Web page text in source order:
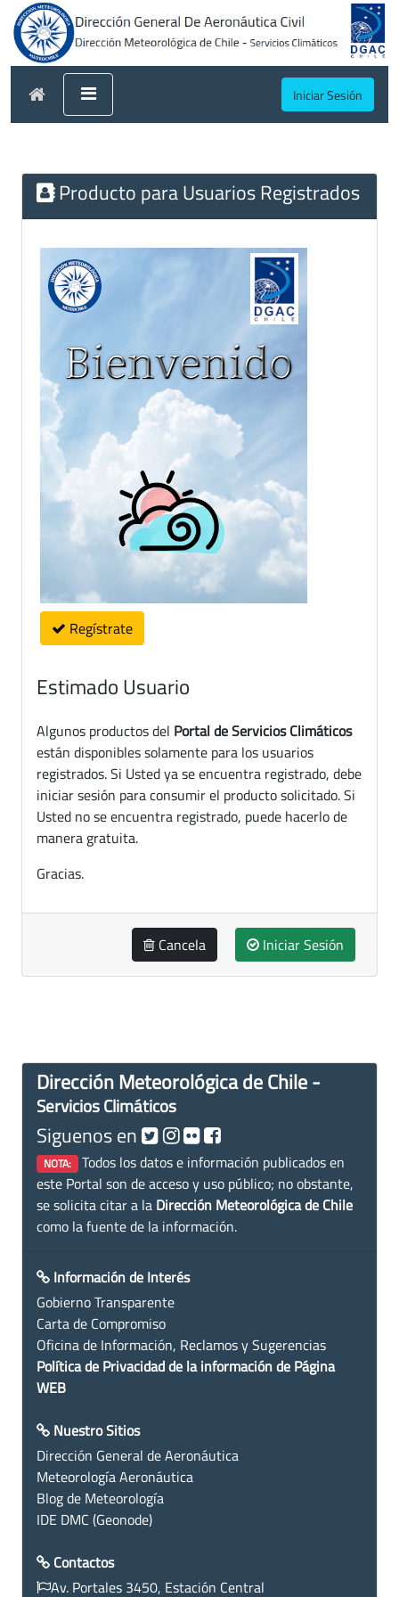
Iniciar Sesión
Producto para Usuarios Registrados
Regístrate
Estimado Usuario
Algunos productos del Portal de Servicios Climáticos
están disponibles solamente para los usuarios
registrados. Si Usted ya se encuentra registrado, debe
iniciar sesión para consumir el producto solicitado. Si
Usted no se encuentra registrado, puede hacerlo de
manera gratuita.
Gracias.
Cancela Iniciar Sesión
Dirección Meteorológica de Chile -
Servicios Climáticos
Siguenos en
NOTA: Todos los datos e información publicados en
este Portal son de acceso y uso público; no obstante,
se solicita citar a la Dirección Meteorológica de Chile
como la fuente de la información.
Información de Interés
Gobierno Transparente
Carta de Compromiso
Oficina de Información, Reclamos y Sugerencias
Política de Privacidad de la información de Página
WEB
Nuestro Sitios
Dirección General de Aeronáutica
Meteorología Aeronáutica
Blog de Meteorología
IDE DMC (Geonode)
Contactos
Av. Portales 3450, Estación Central